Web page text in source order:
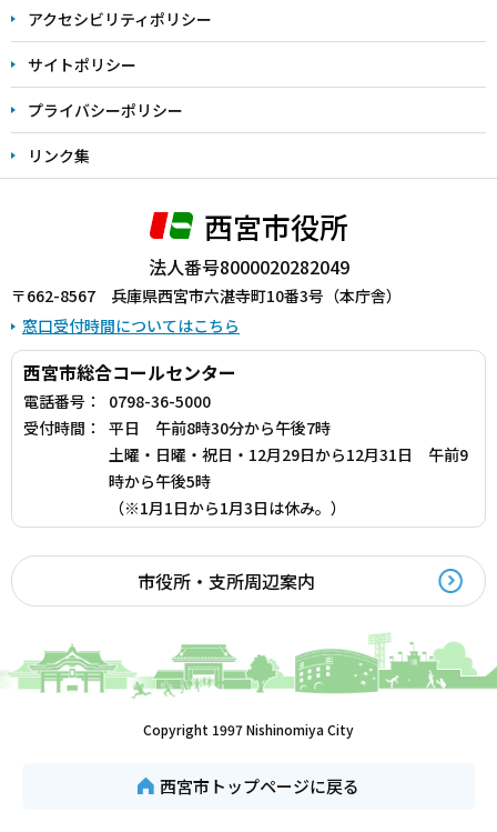
アクセシビリティポリシー
サイトポリシー
プライバシーポリシー
リンク集
西宮市役所
法人番号8000020282049
〒662-8567 兵庫県西宮市六湛寺町10番3号（本庁舎）
窓口受付時間についてはこちら
西宮市総合コールセンター
電話番号：
0798-36-5000
受付時間：
平日 午前8時30分から午後7時
土曜・日曜・祝日・12月29日から12月31日 午前9
時から午後5時
（※1月1日から1月3日は休み。）
市役所・支所周辺案内
Copyright 1997 Nishinomiya City
西宮市トップページに戻る